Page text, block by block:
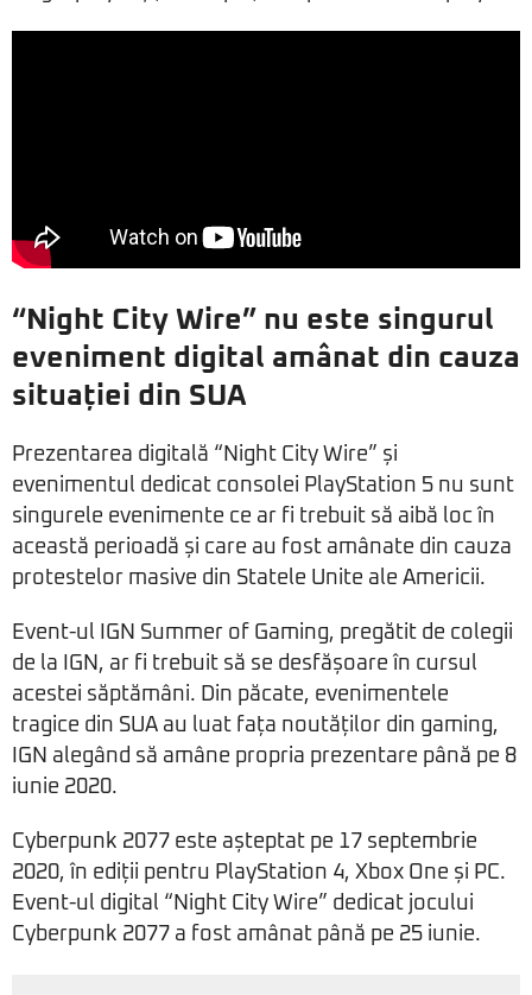
“Night City Wire” nu este singurul
eveniment digital amânat din cauza
situației din SUA
Prezentarea digitală “Night City Wire” și
evenimentul dedicat consolei PlayStation 5 nu sunt
singurele evenimente ce ar fi trebuit să aibă loc în
această perioadă și care au fost amânate din cauza
protestelor masive din Statele Unite ale Americii.
Event-ul IGN Summer of Gaming, pregătit de colegii
de la IGN, ar fi trebuit să se desfășoare în cursul
acestei săptămâni. Din păcate, evenimentele
tragice din SUA au luat fața noutăților din gaming,
IGN alegând să amâne propria prezentare până pe 8
iunie 2020.
Cyberpunk 2077 este așteptat pe 17 septembrie
2020, în ediții pentru PlayStation 4, Xbox One și PC.
Event-ul digital “Night City Wire” dedicat jocului
Cyberpunk 2077 a fost amânat până pe 25 iunie.